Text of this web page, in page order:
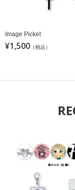
Image Picket
¥1,500 （税込）